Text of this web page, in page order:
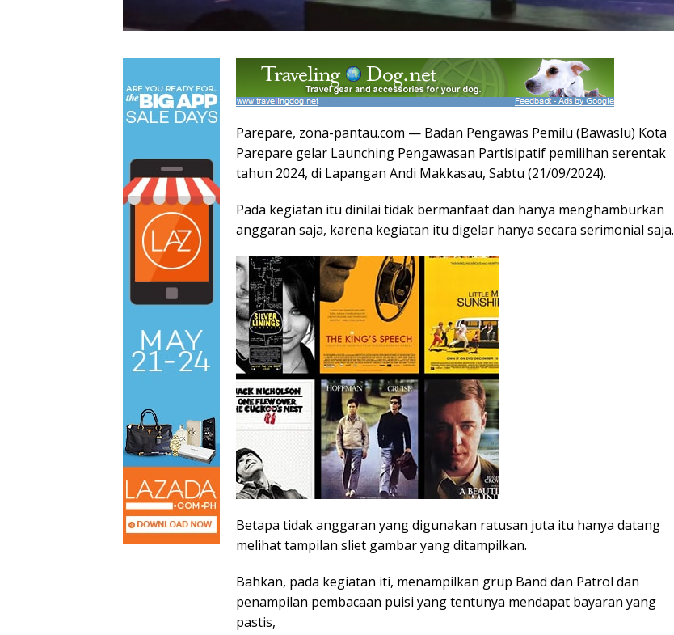
Parepare, zona-pantau.com — Badan Pengawas Pemilu (Bawaslu) Kota
Parepare gelar Launching Pengawasan Partisipatif pemilihan serentak
tahun 2024, di Lapangan Andi Makkasau, Sabtu (21/09/2024).
Pada kegiatan itu dinilai tidak bermanfaat dan hanya menghamburkan
anggaran saja, karena kegiatan itu digelar hanya secara serimonial saja.
Betapa tidak anggaran yang digunakan ratusan juta itu hanya datang
melihat tampilan sliet gambar yang ditampilkan.
Bahkan, pada kegiatan iti, menampilkan grup Band dan Patrol dan
penampilan pembacaan puisi yang tentunya mendapat bayaran yang
pastis,